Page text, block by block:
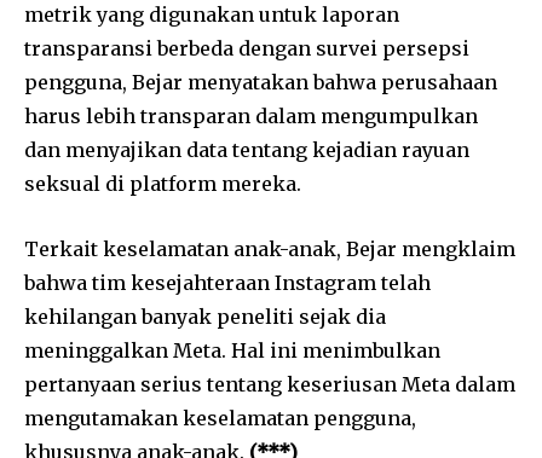
metrik yang digunakan untuk laporan
transparansi berbeda dengan survei persepsi
pengguna, Bejar menyatakan bahwa perusahaan
harus lebih transparan dalam mengumpulkan
dan menyajikan data tentang kejadian rayuan
seksual di platform mereka.
Terkait keselamatan anak-anak, Bejar mengklaim
bahwa tim kesejahteraan Instagram telah
kehilangan banyak peneliti sejak dia
meninggalkan Meta. Hal ini menimbulkan
pertanyaan serius tentang keseriusan Meta dalam
mengutamakan keselamatan pengguna,
khususnya anak-anak. (***)